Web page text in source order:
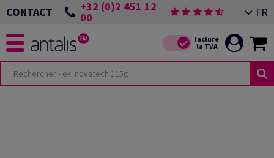
CONTACT +32 (0)2 451 12
00 FR